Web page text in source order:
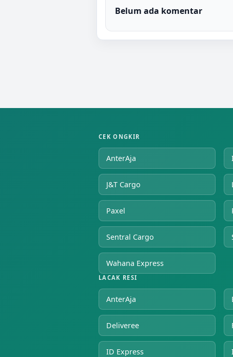
Belum ada komentar
CEK ONGKIR
AnterAja
J&T Cargo
Paxel
Sentral Cargo
Wahana Express
LACAK RESI
AnterAja
Deliveree
ID Express